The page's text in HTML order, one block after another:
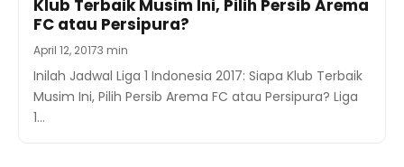
Klub Terbaik Musim Ini, Pilih Persib Arema
FC atau Persipura?
April 12, 20173 min
Inilah Jadwal Liga 1 Indonesia 2017: Siapa Klub Terbaik
Musim Ini, Pilih Persib Arema FC atau Persipura? Liga
1…